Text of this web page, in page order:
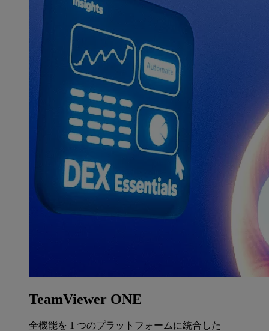
TeamViewer ONE
全機能を 1 つのプラットフォームに統合した